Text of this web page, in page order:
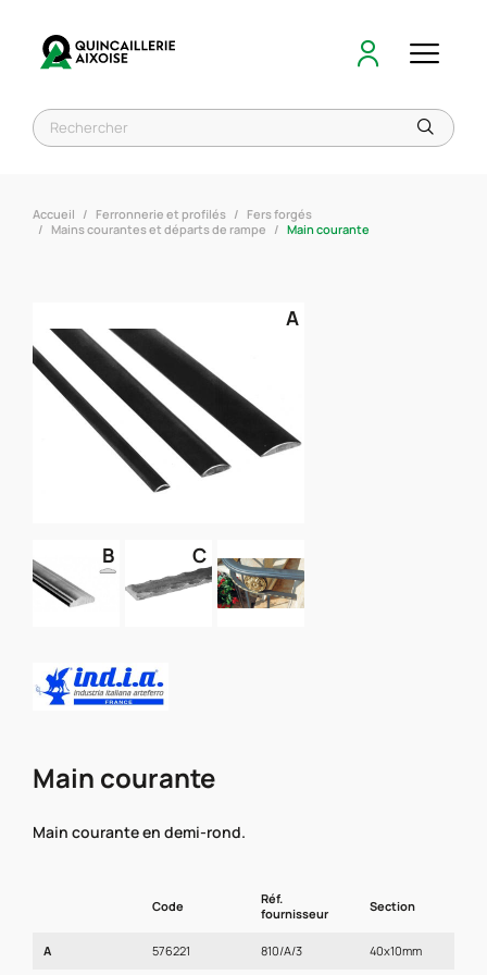
Accueil Ferronnerie et profilés
Fers forgés
Mains courantes et départs de rampe
Main courante
A
B C
Main courante
Main courante en demi-rond.
Code
Réf.
fournisseur
Section
A 576221 810/A/3 40x10mm